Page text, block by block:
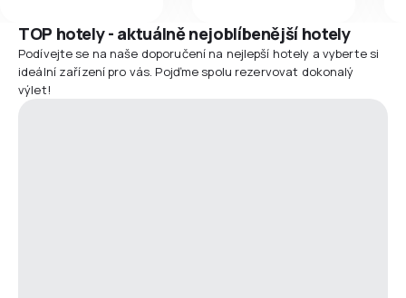
TOP hotely - aktuálně nejoblíbenější hotely
Podívejte se na naše doporučení na nejlepší hotely a vyberte si
ideální zařízení pro vás. Pojďme spolu rezervovat dokonalý
výlet!